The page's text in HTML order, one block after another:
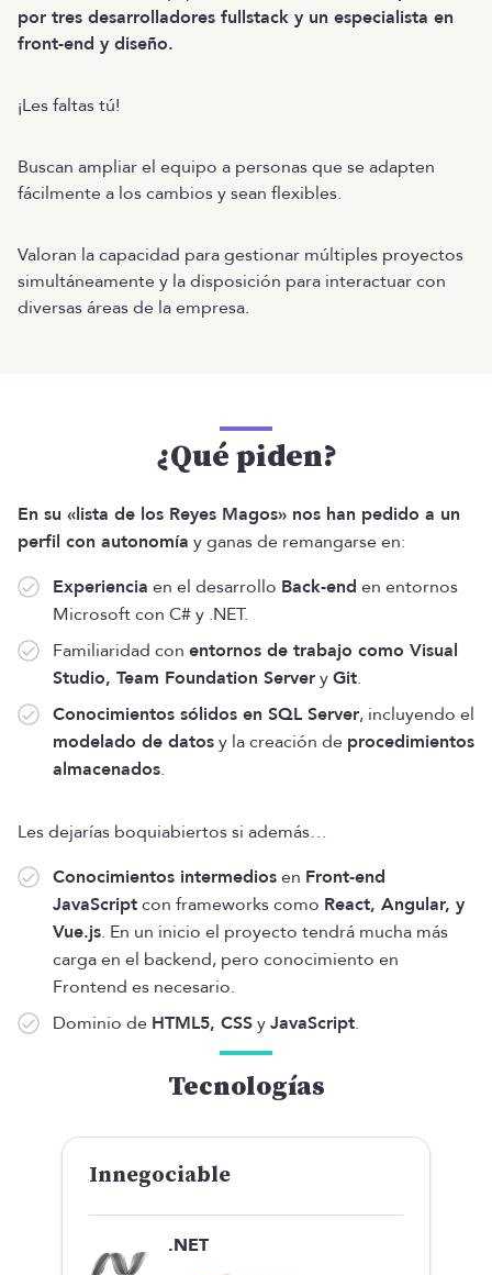
por tres desarrolladores fullstack y un especialista en
front-end y diseño.
¡Les faltas tú!
Buscan ampliar el equipo a personas que se adapten
fácilmente a los cambios y sean flexibles.
Valoran la capacidad para gestionar múltiples proyectos
simultáneamente y la disposición para interactuar con
diversas áreas de la empresa.
¿Qué piden?
En su «lista de los Reyes Magos» nos han pedido a un
perfil con autonomía y ganas de remangarse en:
Experiencia en el desarrollo Back-end en entornos
Microsoft con C# y .NET.
Familiaridad con entornos de trabajo como Visual
Studio, Team Foundation ServeryGit.
Conocimientos sólidos en SQL Server, incluyendo el
modelado de datosy la creación de procedimientos
almacenados.
Les dejarías boquiabiertos si además…
Conocimientos intermediosen Front-end
JavaScriptcon frameworks como React, Angular, y
Vue.js. En un inicio el proyecto tendrá mucha más
carga en el backend, pero conocimiento en
Frontend es necesario.
Dominio de HTML5, CSSyJavaScript.
Tecnologías
Innegociable
.NET